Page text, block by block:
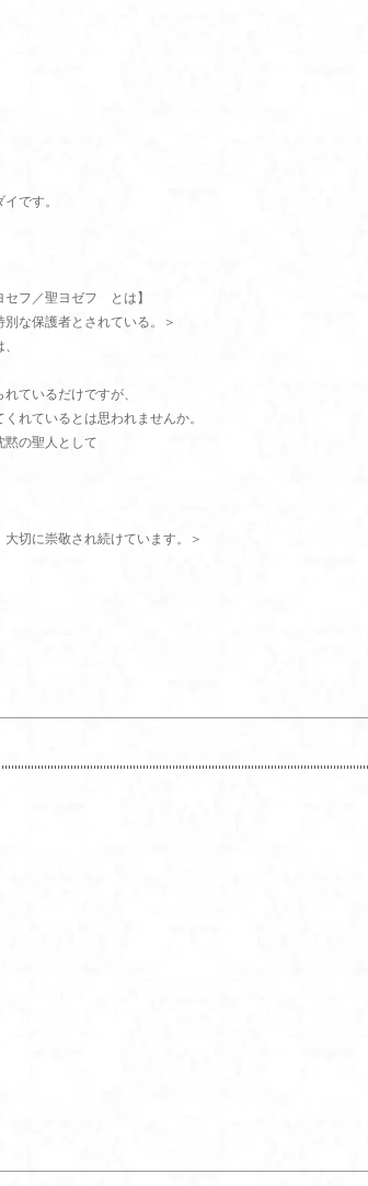
です。
セフ／聖ヨゼフ とは】
な保護者とされている。＞
ているだけですが、
れているとは思われませんか。
の聖人として
切に崇敬され続けています。＞